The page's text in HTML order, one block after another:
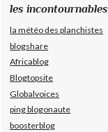
les incontournables
la météo des planchistes
blogshare
Africablog
Blogtopsite
Globalvoices
ping blogonaute
boosterblog